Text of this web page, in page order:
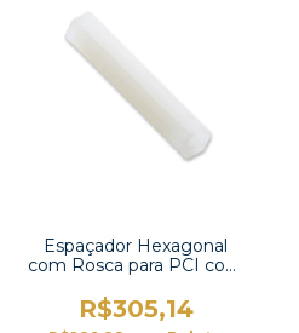
Espaçador Hexagonal
com Rosca para PCI com
R$305,14